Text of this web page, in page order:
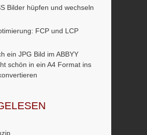
Bilder hüpfen und wechseln
FCP und LCP
ein JPG Bild im ABBYY
schön in ein A4 Format ins